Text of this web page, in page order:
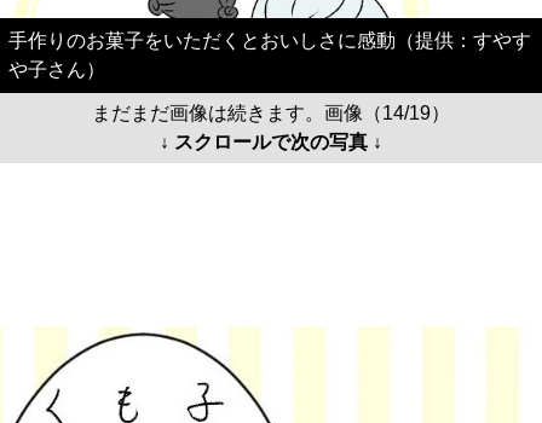
手作りのお菓子をいただくとおいしさに感動（提供：すやす
や子さん）
まだまだ画像は続きます。画像（14/19）
↓ スクロールで次の写真 ↓